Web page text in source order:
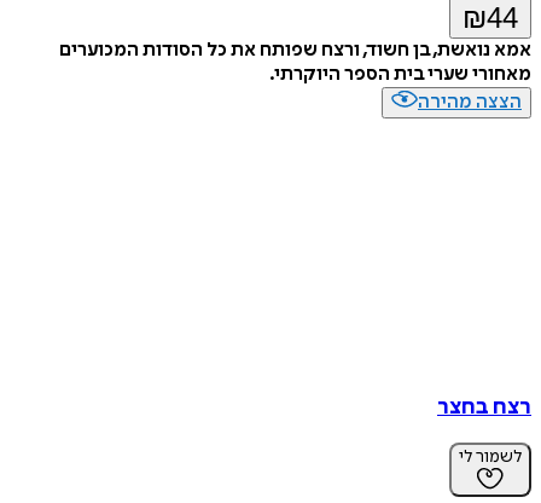
₪
בן חשוד, ורצח שפותח את כל הסודות המכוערים
שערי בית הספר היוקרתי.
מהירה
בחצר
לי